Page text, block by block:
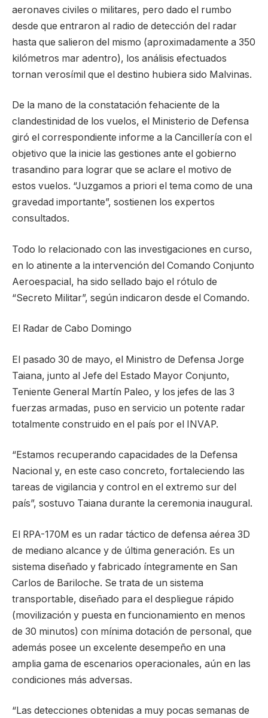
aeronaves civiles o militares, pero dado el rumbo
desde que entraron al radio de detección del radar
hasta que salieron del mismo (aproximadamente a 350
kilómetros mar adentro), los análisis efectuados
tornan verosímil que el destino hubiera sido Malvinas.
De la mano de la constatación fehaciente de la
clandestinidad de los vuelos, el Ministerio de Defensa
giró el correspondiente informe a la Cancillería con el
objetivo que la inicie las gestiones ante el gobierno
trasandino para lograr que se aclare el motivo de
estos vuelos. “Juzgamos a priori el tema como de una
gravedad importante”, sostienen los expertos
consultados.
Todo lo relacionado con las investigaciones en curso,
en lo atinente a la intervención del Comando Conjunto
Aeroespacial, ha sido sellado bajo el rótulo de
“Secreto Militar”, según indicaron desde el Comando.
El Radar de Cabo Domingo
El pasado 30 de mayo, el Ministro de Defensa Jorge
Taiana, junto al Jefe del Estado Mayor Conjunto,
Teniente General Martín Paleo, y los jefes de las 3
fuerzas armadas, puso en servicio un potente radar
totalmente construido en el país por el INVAP.
“Estamos recuperando capacidades de la Defensa
Nacional y, en este caso concreto, fortaleciendo las
tareas de vigilancia y control en el extremo sur del
país”, sostuvo Taiana durante la ceremonia inaugural.
El RPA-170M es un radar táctico de defensa aérea 3D
de mediano alcance y de última generación. Es un
sistema diseñado y fabricado íntegramente en San
Carlos de Bariloche. Se trata de un sistema
transportable, diseñado para el despliegue rápido
(movilización y puesta en funcionamiento en menos
de 30 minutos) con mínima dotación de personal, que
además posee un excelente desempeño en una
amplia gama de escenarios operacionales, aún en las
condiciones más adversas.
“Las detecciones obtenidas a muy pocas semanas de